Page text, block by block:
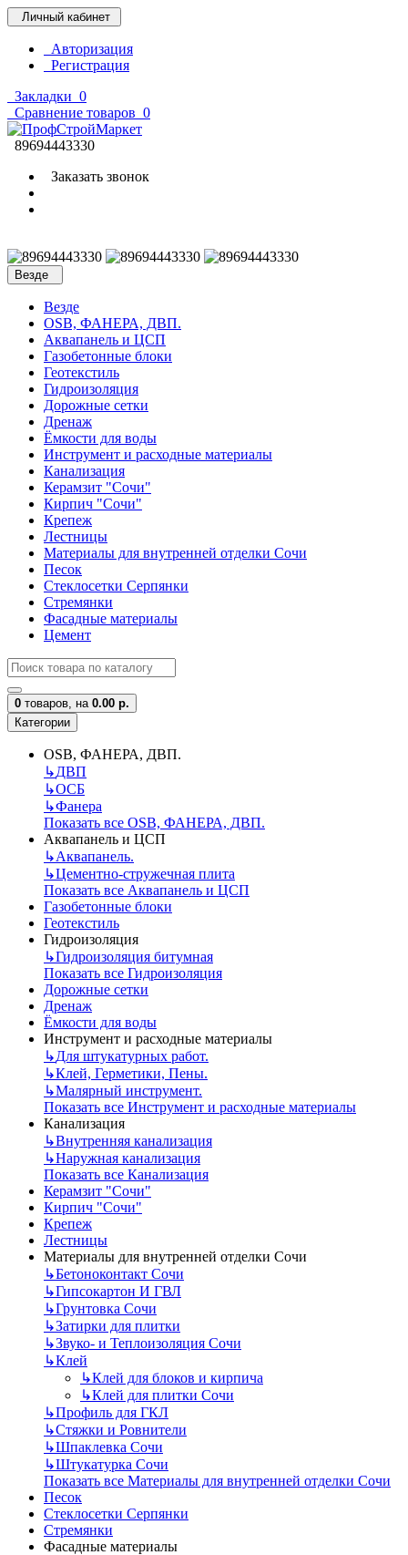
Личный кабинет
Авторизация
Регистрация
Закладки 0
Сравнение товаров 0
89694443330
Заказать звонок
Везде
Везде
OSB, ФАНЕРА, ДВП.
Аквапанель и ЦСП
Газобетонные блоки
Геотекстиль
Гидроизоляция
Дорожные сетки
Дренаж
Ёмкости для воды
Инструмент и расходные материалы
Канализация
Керамзит "Сочи"
Кирпич "Сочи"
Крепеж
Лестницы
Материалы для внутренней отделки Сочи
Песок
Стеклосетки Серпянки
Стремянки
Фасадные материалы
Цемент
0 товаров, на 0.00 р.
Категории
OSB, ФАНЕРА, ДВП.
↳ДВП
↳ОСБ
↳Фанера
Показать все OSB, ФАНЕРА, ДВП.
Аквапанель и ЦСП
↳Аквапанель.
↳Цементно-стружечная плита
Показать все Аквапанель и ЦСП
Газобетонные блоки
Геотекстиль
Гидроизоляция
↳Гидроизоляция битумная
Показать все Гидроизоляция
Дорожные сетки
Дренаж
Ёмкости для воды
Инструмент и расходные материалы
↳Для штукатурных работ.
↳Клей, Герметики, Пены.
↳Малярный инструмент.
Показать все Инструмент и расходные материалы
Канализация
↳Внутренняя канализация
↳Наружная канализация
Показать все Канализация
Керамзит "Сочи"
Кирпич "Сочи"
Крепеж
Лестницы
Материалы для внутренней отделки Сочи
↳Бетоноконтакт Сочи
↳Гипсокартон И ГВЛ
↳Грунтовка Сочи
↳Затирки для плитки
↳Звуко- и Теплоизоляция Сочи
↳Клей
↳Клей для блоков и кирпича
↳Клей для плитки Сочи
↳Профиль для ГКЛ
↳Стяжки и Ровнители
↳Шпаклевка Сочи
↳Штукатурка Сочи
Показать все Материалы для внутренней отделки Сочи
Песок
Стеклосетки Серпянки
Стремянки
Фасадные материалы